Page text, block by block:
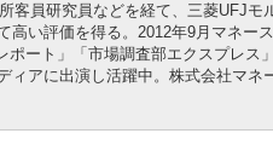
客員研究員などを経て、三菱UFJモ
い評価を得る。2012年9月マネー
ポート」「市場調査部エクスプレス
アに出演し活躍中。株式会社マネ